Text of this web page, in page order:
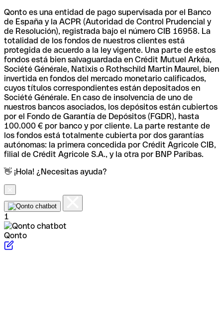
Qonto es una entidad de pago supervisada por el Banco
de España y la ACPR (Autoridad de Control Prudencial y
de Resolución), registrada bajo el número CIB 16958. La
totalidad de los fondos de nuestros clientes está
protegida de acuerdo a la ley vigente. Una parte de estos
fondos está bien salvaguardada en Crédit Mutuel Arkéa,
Société Générale, Natixis o Rothschild Martin Maurel, bien
invertida en fondos del mercado monetario calificados,
cuyos títulos correspondientes están depositados en
Société Générale. En caso de insolvencia de uno de
nuestros bancos asociados, los depósitos están cubiertos
por el Fondo de Garantía de Depósitos (FGDR), hasta
100.000 € por banco y por cliente. La parte restante de
los fondos está totalmente cubierta por dos garantías
autónomas: la primera concedida por Crédit Agricole CIB,
filial de Crédit Agricole S.A., y la otra por BNP Paribas.
👋 ¡Hola! ¿Necesitas ayuda?
1
Qonto